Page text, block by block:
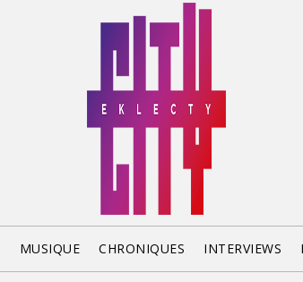
MUSIQUE CHRONIQUES INTERVIEWS